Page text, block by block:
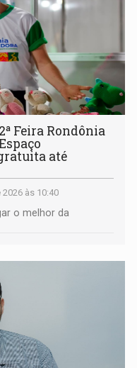
Feira Rondônia
até
às 10:40
o melhor da